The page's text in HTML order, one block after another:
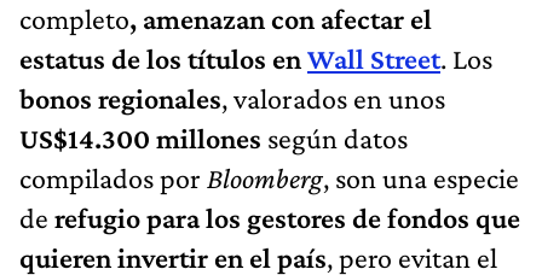
completo, amenazan con afectar el
estatus de los títulos enWall Street. Los
bonos regionales, valorados en unos
US$14.300 millones según datos
compilados por Bloomberg, son una especie
de refugio para los gestores de fondos que
quieren invertir en el país, pero evitan el